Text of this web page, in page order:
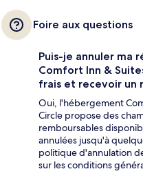
Foire aux questions
Puis-je annuler ma
Comfort Inn &
frais et recevoir un
Oui, l'hébergement
Circle propose des
remboursables
annulées jusqu'à
politique d'annulation
sur les conditions